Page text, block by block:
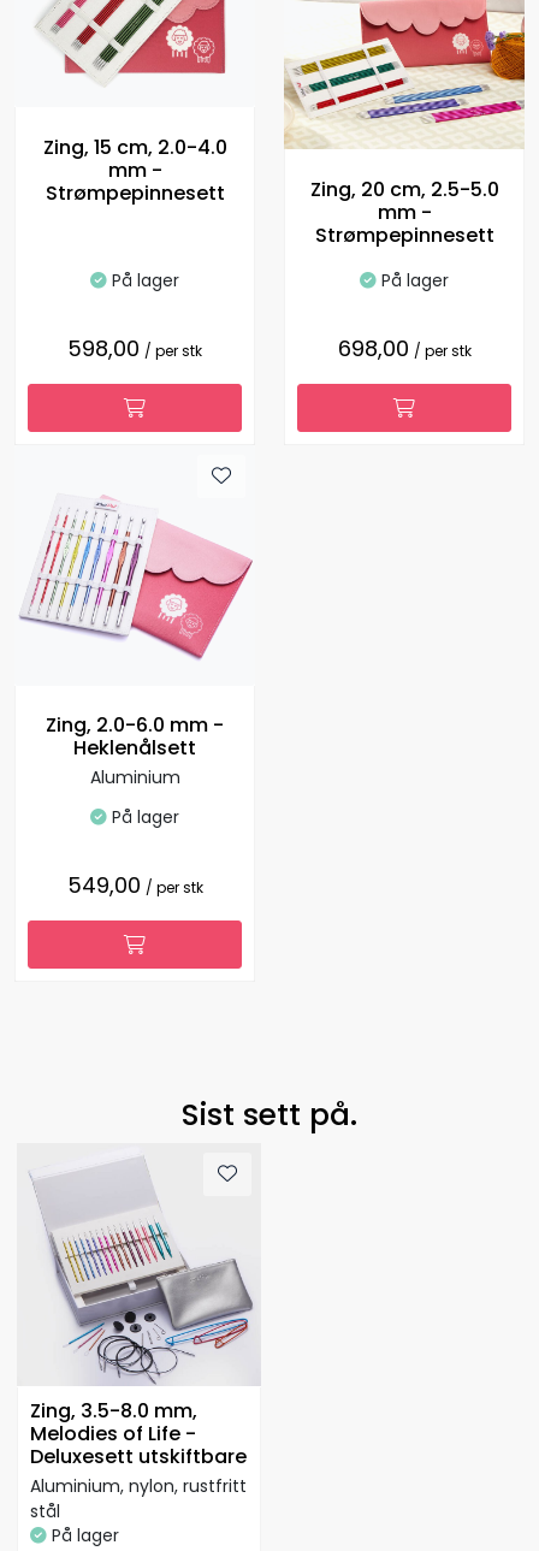
Zing, 15 cm, 2.0-4.0
mm -
Strømpepinnesett
På lager
598,00 / per stk
Zing, 20 cm, 2.5-5.0
mm -
Strømpepinnesett
På lager
698,00 / per stk
Zing, 2.0-6.0 mm -
Heklenålsett
Aluminium
På lager
549,00 / per stk
Sist sett på.
Zing, 3.5-8.0 mm,
Melodies of Life -
Deluxesett utskiftbare
Aluminium, nylon, rustfritt
stål
På lager